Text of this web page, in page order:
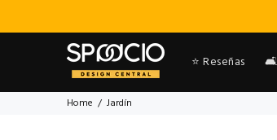
⭐ Reseñas 🛋️
Home Jardín